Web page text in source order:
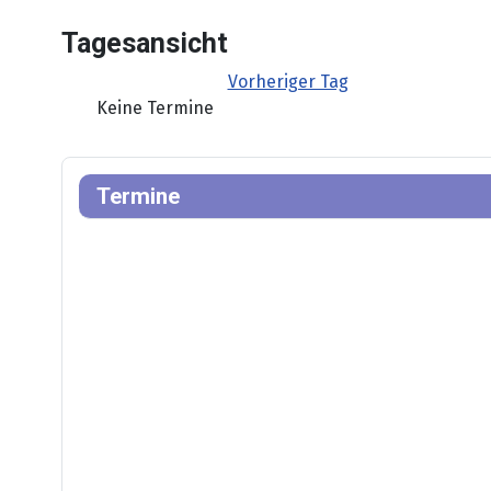
Tagesansicht
Vorheriger Tag
Keine Termine
Termine